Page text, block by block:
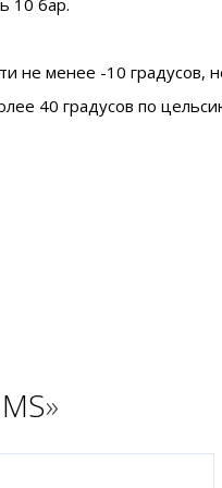
10 бар.
не менее -10 градусов,
40 градусов по
»